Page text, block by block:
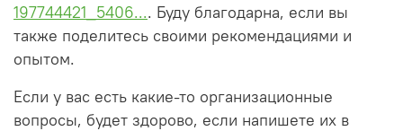
197744421_5406.... Буду благодарна, если вы
также поделитесь своими рекомендациями и
опытом.
Если у вас есть какие-то организационные
вопросы, будет здорово, если напишете их в